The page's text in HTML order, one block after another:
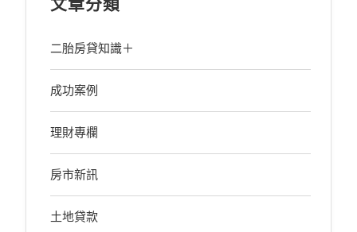
文章分類
二胎房貸知識＋
成功案例
理財專欄
房市新訊
土地貸款